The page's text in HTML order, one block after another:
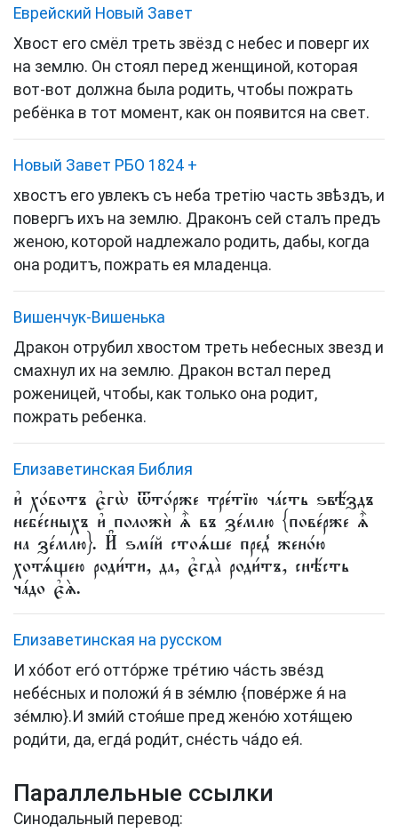
Еврейский Новый Завет
Хвост его смёл треть звёзд с небес и поверг их
на землю. Он стоял перед женщиной, которая
вот-вот должна была родить, чтобы пожрать
ребёнка в тот момент, как он появится на свет.
Новый Завет РБО 1824 +
хвостъ его увлекъ съ неба третію часть звѣздъ, и
повергъ ихъ на землю. Драконъ сей сталъ предъ
женою, которой надлежало родить, дабы, когда
она родитъ, пожрать ея младенца.
Вишенчук-Вишенька
Дракон отрубил хвостом треть небесных звезд и
смахнул их на землю. Дракон встал перед
роженицей, чтобы, как только она родит,
пожрать ребенка.
Елизаветинская Библия
и҆ хо́ботъ є҆гѡ̀ ѿто́рже тре́тїю ча́сть ѕвѣ́здъ
небе́сныхъ и҆ положѝ ѧ҆̀ въ зе́млю {пове́рже ѧ҆̀
на зе́млю}. И҆ ѕмі́й стоѧ́ше пред̾ жено́ю
хотѧ́щею роди́ти, да, є҆гда̀ роди́тъ, снѣ́сть
ча́до є҆ѧ̀.
Елизаветинская на русском
И хо́бот его́ отто́рже тре́тию ча́сть зве́зд
небе́сных и положи́ я́ в зе́млю {пове́рже я́ на
зе́млю}.И зми́й стоя́ше пред жено́ю хотя́щею
роди́ти, да, егда́ роди́т, сне́сть ча́до ея́.
Параллельные ссылки
Синодальный перевод: